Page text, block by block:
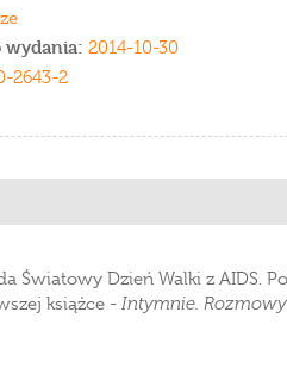
wydania: 2014-10-30
2643-2
Światowy Dzień Walki z AIDS.
książce - Intymnie.